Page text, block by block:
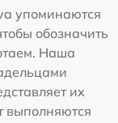
упоминаются
обозначить
Наша
их
выполняются